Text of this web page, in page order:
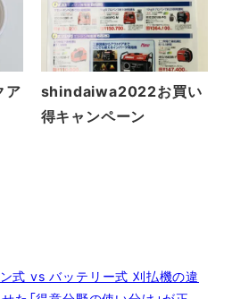
ア
shindaiwa2022お買い
得キャンペーン
式 vs バッテリー式 刈払機の違